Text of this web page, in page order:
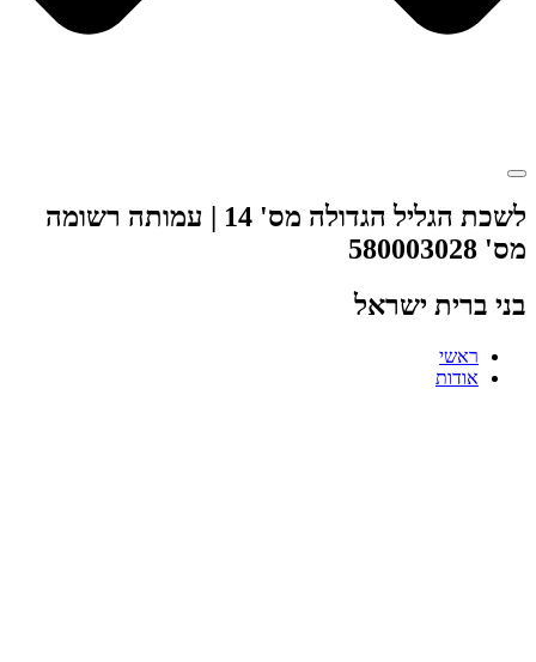
לשכת הגליל הגדולה מס' 14 | עמותה רשומה
מס' 580003028
בני ברית ישראל
ראשי
אודות